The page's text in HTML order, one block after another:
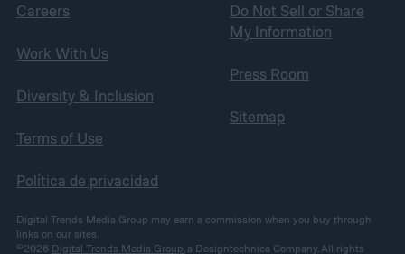
Careers
Work With Us
Diversity & Inclusion
Terms of Use
Política de privacidad
Do Not Sell or Share
My Information
Press Room
Sitemap
Digital Trends Media Group may earn a commission when you buy through
links on our sites.
©2026 Digital Trends Media Group , a Designtechnica Company. All rights